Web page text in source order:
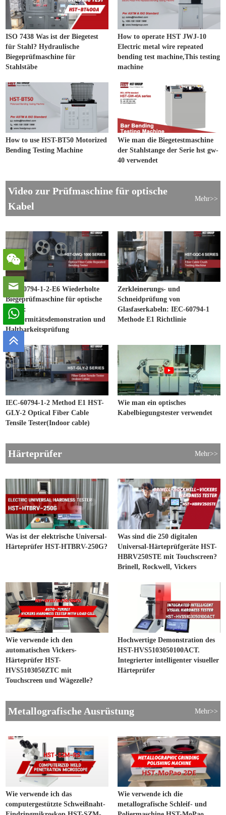
ISO 7438 Was ist der Biegetest
für Stahl? Hydraulische
Biegeprüfmaschine für
Stahlstäbe
How to operate HST JWJ-10
Electric metal wire repeated
bending test machine,This testing
machine
How to use HST-BT50 Motorized
Bending Testing Machine
Wie man die Biegetestmaschine
der Stahlstange der Serie hst gw-
40 verwendet
Video zur Prüfmaschine für optische
Kabel
Mehr>>
IEC 60794-1-2-E6 Wiederholte
Biegeprüfmaschine für optische
Kabel:
Konformitätsdemonstration und
Haltbarkeitsprüfung
Zerkleinerungs- und
Schneidprüfung von
Glasfaserkabeln: IEC-60794-1
Methode E1 Richtlinie
IEC-60794-1-2 Method E1 HST-
GLY-2 Optical Fiber Cable
Tensile Tester(Indoor cable)
Wie man ein optisches
Kabelbiegungstester verwendet
Härteprüfer Mehr>>
Was ist der elektrische Universal-
Härteprüfer HST-HTBRV-250G?
Was sind die 250 digitalen
Universal-Härteprüfgeräte HST-
HBRV250STE mit Touchscreen?
Brinell, Rockwell, Vickers
Wie verwende ich den
automatischen Vickers-
Härteprüfer HST-
HVS5103050ZTC mit
Touchscreen und Wägezelle?
Hochwertige Demonstration des
HST-HVS5103050100ACT.
Integrierter intelligenter visueller
Härteprüfer
Metallografische Ausrüstung Mehr>>
Wie verwende ich das
computergestützte Schweißnaht-
Wie verwende ich die
metallografische Schleif- und